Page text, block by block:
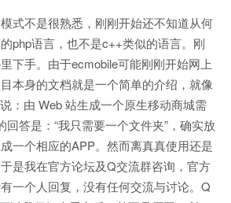
式不是很熟悉，刚刚开始还不知道从何
php语言，也不是c++类似的语言。刚
下手。由于ecmobile可能刚刚开始网上
本身的文档就是一个简单的介绍，就像
：由 Web 站生成一个原生移动商城需
回答是：“我只需要一个文件夹”，确实放
一个相应的APP。然而离真真使用还是
是我在官方论坛及Q交流群咨询，官方
一个人回复，没有任何交流与讨论。Q